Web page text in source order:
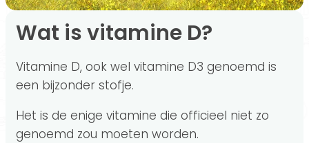
Conclusie
Wat is vitamine D?
Vitamine D, ook wel vitamine D3 genoemd is
een bijzonder stofje.
Het is de enige vitamine die officieel niet zo
genoemd zou moeten worden.